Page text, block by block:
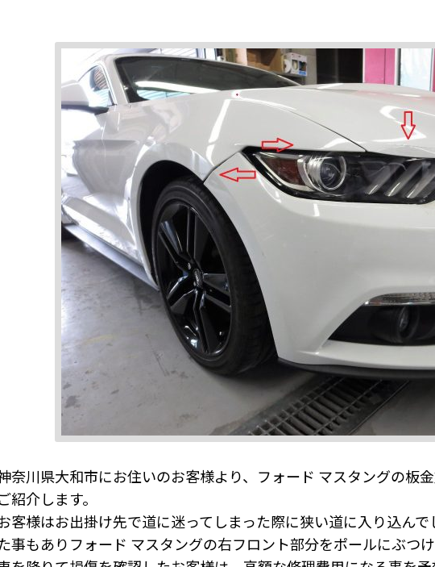
奈川県大和市にお住いのお客様より、フォード マスタングの板
紹介します。
客様はお出掛け先で道に迷ってしまった際に狭い道に入り込ん
事もありフォード マスタングの右フロント部分をポールにぶつけ